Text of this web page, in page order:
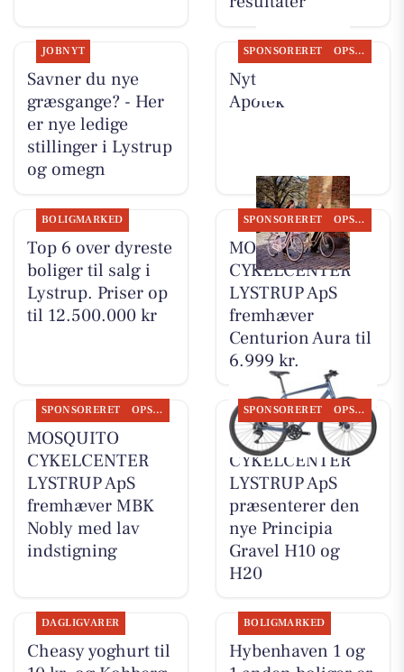
JOBNYT
Savner du nye
græsgange? - Her
er nye ledige
stillinger i Lystrup
og omegn
SPONSORERET OPSLAGSTAVLEN
Nyt fra Lystrup
Apotek
BOLIGMARKED
Top 6 over dyreste
boliger til salg i
Lystrup. Priser op
til 12.500.000 kr
SPONSORERET OPSLAGSTAVLEN
MOSQUITO
CYKELCENTER
LYSTRUP ApS
fremhæver
Centurion Aura til
6.999 kr.
SPONSORERET OPSLAGSTAVLEN
MOSQUITO
CYKELCENTER
LYSTRUP ApS
fremhæver MBK
Nobly med lav
indstigning
SPONSORERET OPSLAGSTAVLEN
MOSQUITO
CYKELCENTER
LYSTRUP ApS
præsenterer den
nye Principia
Gravel H10 og
H20
DAGLIGVARER
Cheasy yoghurt til
BOLIGMARKED
Hybenhaven 1 og